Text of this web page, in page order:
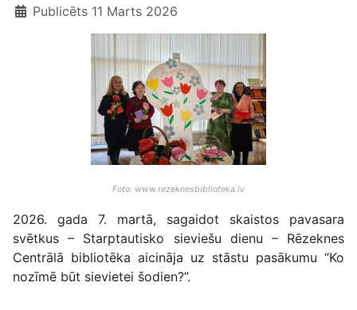
Publicēts 11 Marts 2026
Foto: www.rezeknesbiblioteka.lv
2026. gada 7. martā, sagaidot skaistos pavasara
svētkus – Starptautisko sieviešu dienu – Rēzeknes
Centrālā bibliotēka aicināja uz stāstu pasākumu “Ko
nozīmē būt sievietei šodien?”.